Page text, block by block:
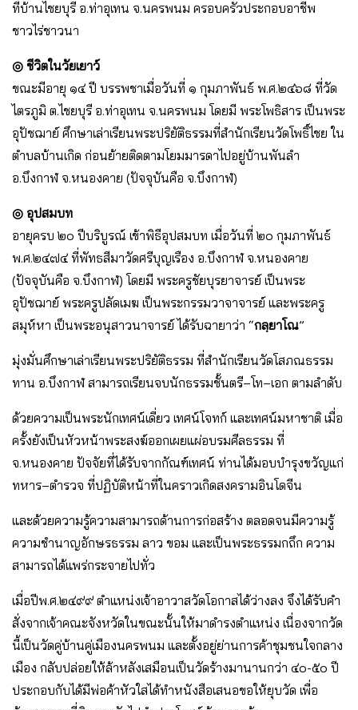
ที่บ้านไชยบุรี อ.ท่าอุเทน จ.นครพนม ครอบครัวประกอบอาชีพ
ชาวไร่ชาวนา
◎ ชีวิตในวัยเยาว์
ขณะมีอายุ ๑๔ ปี บรรพชาเมื่อวันที่ ๑ กุมภาพันธ์ พ.ศ.๒๔๖๘ ที่วัด
ไตรภูมิ ต.ไชยบุรี อ.ท่าอุเทน จ.นครพนม โดยมี พระโพธิสาร เป็นพระ
อุปัชฌาย์ ศึกษาเล่าเรียนพระปริยัติธรรมที่สำนักเรียนวัดโพธิ์ไชย ใน
ตำบลบ้านเกิด ก่อนย้ายติดตามโยมมารดาไปอยู่บ้านพันลำ
อ.บึงกาฬ จ.หนองคาย (ปัจจุบันคือ จ.บึงกาฬ)
◎ อุปสมบท
อายุครบ ๒๐ ปีบริบูรณ์ เข้าพิธีอุปสมบท เมื่อวันที่ ๒๐ กุมภาพันธ์
พ.ศ.๒๔๗๔ ที่พัทธสีมาวัดศรีบุญเรือง อ.บึงกาฬ จ.หนองคาย
(ปัจจุบันคือ จ.บึงกาฬ) โดยมี พระครูชัยบุรยาจารย์ เป็นพระ
อุปัชฌาย์ พระครูปลัดเมฆ เป็นพระกรรมวาจาจารย์ และพระครู
สมุห์หา เป็นพระอนุสาวนาจารย์ ได้รับฉายาว่า “กลฺยาโณ”
มุ่งมั่นศึกษาเล่าเรียนพระปริยัติธรรม ที่สำนักเรียนวัดโสภณธรรม
ทาน อ.บึงกาฬ สามารถเรียนจบนักธรรมชั้นตรี–โท–เอก ตามลำดับ
ด้วยความเป็นพระนักเทศน์เดี่ยว เทศน์โจทก์ และเทศน์มหาชาติ เมื่อ
ครั้งยังเป็นหัวหน้าพระสงฆ์ออกเผยแผ่อบรมศีลธรรม ที่
จ.หนองคาย ปัจจัยที่ได้รับจากกัณฑ์เทศน์ ท่านได้มอบบำรุงขวัญแก่
ทหาร–ตำรวจ ที่ปฏิบัติหน้าที่ในคราวเกิดสงครามอินโดจีน
และด้วยความรู้ความสามารถด้านการก่อสร้าง ตลอดจนมีความรู้
ความชำนาญอักษรธรรม ลาว ขอม และเป็นพระธรรมกถึก ความ
สามารถได้แพร่กระจายไปทั่ว
เมื่อปีพ.ศ.๒๔๙๙ ตำแหน่งเจ้าอาวาสวัดโอกาสได้ว่างลง จึงได้รับคำ
สั่งจากเจ้าคณะจังหวัดในขณะนั้นให้มาดำรงตำแหน่ง เนื่องจากวัด
นี้เป็นวัดคู่บ้านคู่เมืองนครพนม และตั้งอยู่ย่านการค้าชุมชนใจกลาง
เมือง กลับปล่อยให้ล้าหลังเสมือนเป็นวัดร้างมานานกว่า ๔๐-๕๐ ปี
ประกอบกับได้มีพ่อค้าหัวใสได้ทำหนังสือเสนอขอให้ยุบวัด เพื่อ